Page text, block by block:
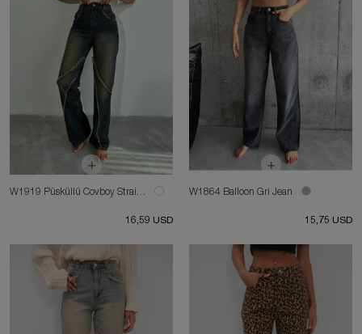
W1919 Püsküllü Covboy Straight Orta Kahve Tintli Jean
16,59 USD
W1864 Balloon Gri Jean
15,75 USD